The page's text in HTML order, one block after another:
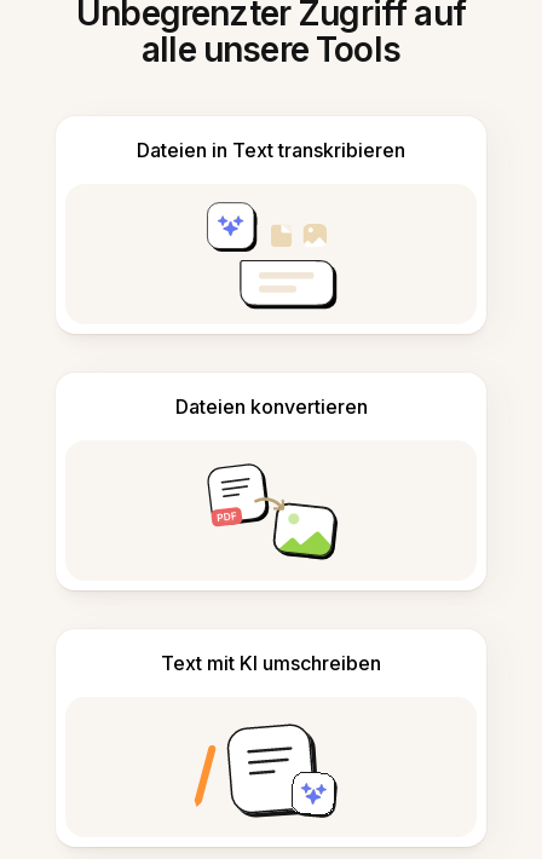
Unbegrenzter Zugriff auf
alle unsere Tools
Dateien in Text transkribieren
Dateien konvertieren
Text mit KI umschreiben